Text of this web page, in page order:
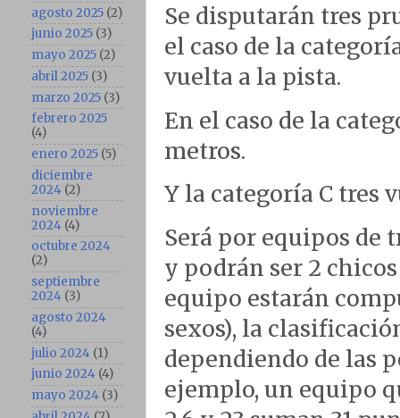
Se disputarán tres
el caso de la
vuelta a la pista.
En el caso de la
metros.
Y la categoría C tres
Será por equipos de
y podrán ser 2
equipo estarán
sexos), la
dependiendo de las
ejemplo, un equipo
agosto 2025 (2)
junio 2025 (3)
mayo 2025 (2)
abril 2025 (3)
marzo 2025 (3)
febrero 2025
(4)
enero 2025 (5)
diciembre
2024 (2)
noviembre
2024 (4)
octubre 2024
(2)
septiembre
2024 (3)
agosto 2024
(4)
julio 2024 (1)
junio 2024 (4)
mayo 2024 (3)